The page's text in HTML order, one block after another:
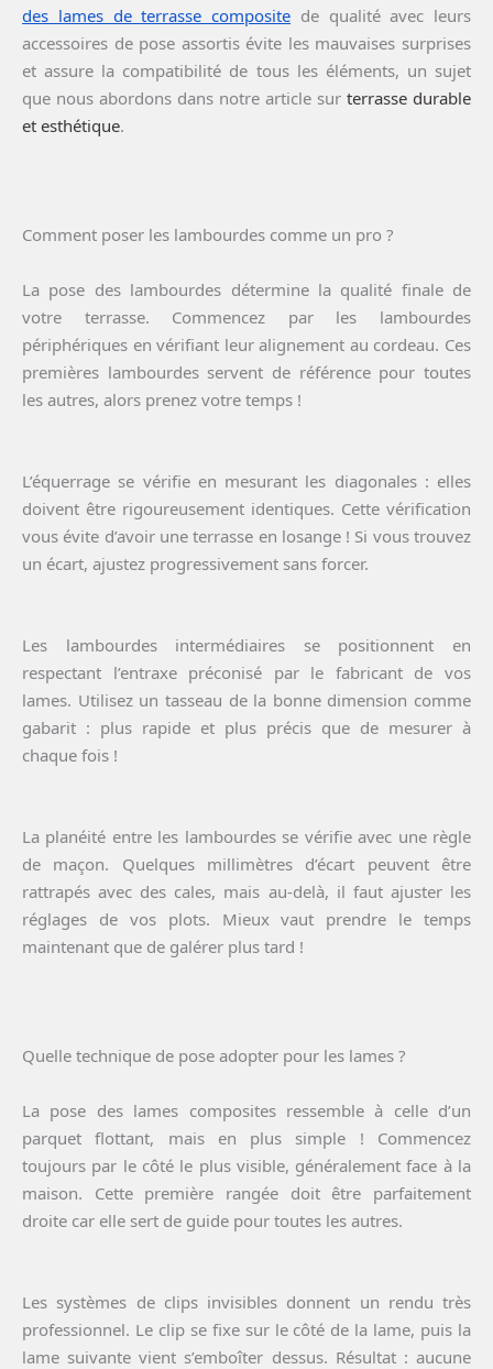
des lames de terrasse composite de qualité avec leurs
accessoires de pose assortis évite les mauvaises surprises
et assure la compatibilité de tous les éléments, un sujet
que nous abordons dans notre article sur terrasse durable
et esthétique.
Comment poser les lambourdes comme un pro ?
La pose des lambourdes détermine la qualité finale de
votre terrasse. Commencez par les lambourdes
périphériques en vérifiant leur alignement au cordeau. Ces
premières lambourdes servent de référence pour toutes
les autres, alors prenez votre temps !
L’équerrage se vérifie en mesurant les diagonales : elles
doivent être rigoureusement identiques. Cette vérification
vous évite d’avoir une terrasse en losange ! Si vous trouvez
un écart, ajustez progressivement sans forcer.
Les lambourdes intermédiaires se positionnent en
respectant l’entraxe préconisé par le fabricant de vos
lames. Utilisez un tasseau de la bonne dimension comme
gabarit : plus rapide et plus précis que de mesurer à
chaque fois !
La planéité entre les lambourdes se vérifie avec une règle
de maçon. Quelques millimètres d’écart peuvent être
rattrapés avec des cales, mais au-delà, il faut ajuster les
réglages de vos plots. Mieux vaut prendre le temps
maintenant que de galérer plus tard !
Quelle technique de pose adopter pour les lames ?
La pose des lames composites ressemble à celle d’un
parquet flottant, mais en plus simple ! Commencez
toujours par le côté le plus visible, généralement face à la
maison. Cette première rangée doit être parfaitement
droite car elle sert de guide pour toutes les autres.
Les systèmes de clips invisibles donnent un rendu très
professionnel. Le clip se fixe sur le côté de la lame, puis la
lame suivante vient s’emboîter dessus. Résultat : aucune